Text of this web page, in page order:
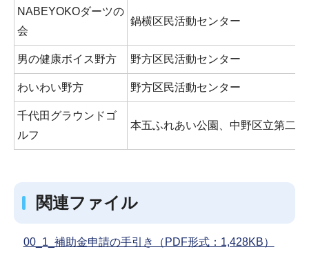
NABEYOKOダーツの
会
鍋横区民活動センター
男の健康ボイス野方 野方区民活動センター
わいわい野方 野方区民活動センター
千代田グラウンドゴ
ルフ
本五ふれあい公園、中野区立第二
関連ファイル
00_1_補助金申請の手引き（PDF形式：1,428KB）